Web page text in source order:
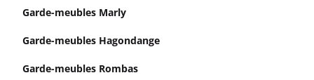
Garde-meubles Marly
Garde-meubles Hagondange
Garde-meubles Rombas